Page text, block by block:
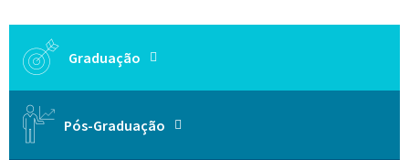
Graduação
Pós-Graduação